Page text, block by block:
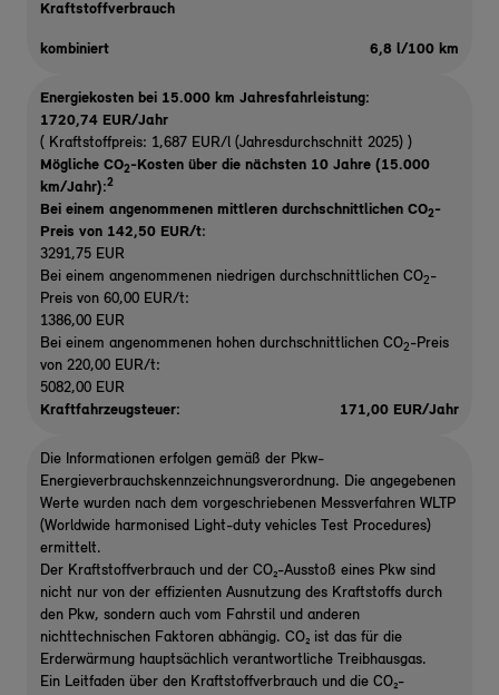
Kraftstoffverbrauch
kombiniert 6,8 l/100 km
Energiekosten bei 15.000 km Jahresfahrleistung:
1720,74 EUR/Jahr
( Kraftstoffpreis: 1,687 EUR/l (Jahresdurchschnitt 2025) )
Mögliche CO2-Kosten über die nächsten 10 Jahre (15.000
km/Jahr):2
Bei einem angenommenen mittleren durchschnittlichen CO2-
Preis von 142,50 EUR/t:
3291,75 EUR
Bei einem angenommenen niedrigen durchschnittlichen CO2-
Preis von 60,00 EUR/t:
1386,00 EUR
Bei einem angenommenen hohen durchschnittlichen CO2-Preis
von 220,00 EUR/t:
5082,00 EUR
Kraftfahrzeugsteuer:
171,00 EUR/Jahr
Die Informationen erfolgen gemäß der Pkw-
Energieverbrauchskennzeichnungsverordnung. Die angegebenen
Werte wurden nach dem vorgeschriebenen Messverfahren WLTP
(Worldwide harmonised Light-duty vehicles Test Procedures)
ermittelt.
Der Kraftstoffverbrauch und der CO₂-Ausstoß eines Pkw sind
nicht nur von der effizienten Ausnutzung des Kraftstoffs durch
den Pkw, sondern auch vom Fahrstil und anderen
nichttechnischen Faktoren abhängig. CO₂ ist das für die
Erderwärmung hauptsächlich verantwortliche Treibhausgas.
Ein Leitfaden über den Kraftstoffverbrauch und die CO₂-